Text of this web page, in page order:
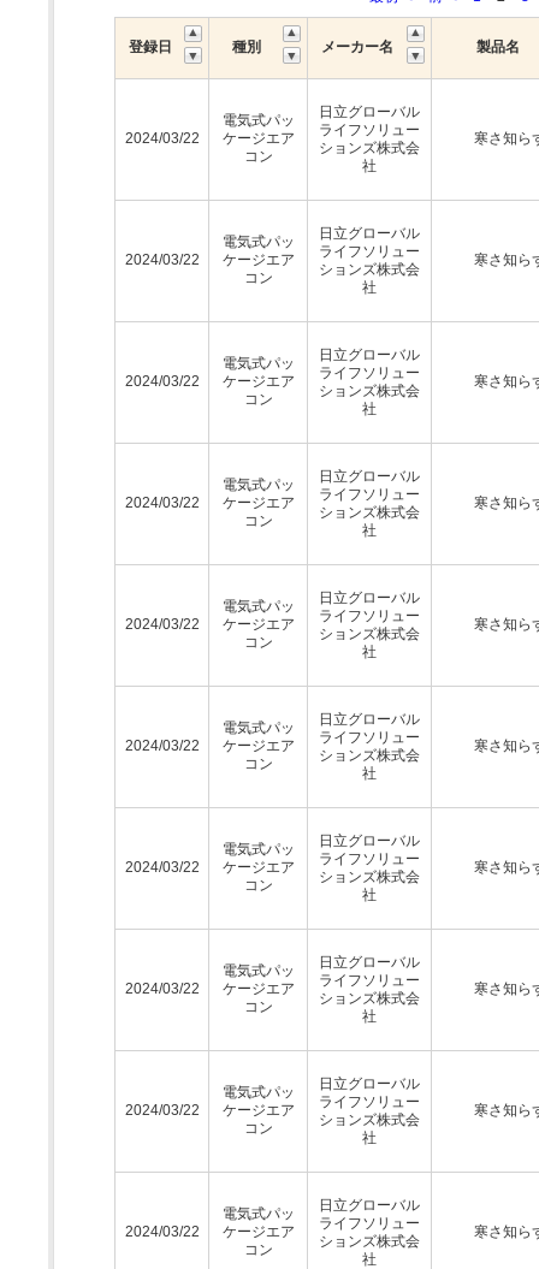
登録日 種別 メーカー名 製品名
2024/03/22
電気式パッ
ケージエア
コン
日立グローバル
ライフソリュー
ションズ株式会
社
寒さ知ら
2024/03/22
電気式パッ
ケージエア
コン
日立グローバル
ライフソリュー
ションズ株式会
社
寒さ知ら
2024/03/22
電気式パッ
ケージエア
コン
日立グローバル
ライフソリュー
ションズ株式会
社
寒さ知ら
2024/03/22
電気式パッ
ケージエア
コン
日立グローバル
ライフソリュー
ションズ株式会
社
寒さ知ら
2024/03/22
電気式パッ
ケージエア
コン
日立グローバル
ライフソリュー
ションズ株式会
社
寒さ知ら
2024/03/22
電気式パッ
ケージエア
コン
日立グローバル
ライフソリュー
ションズ株式会
社
寒さ知ら
2024/03/22
電気式パッ
ケージエア
コン
日立グローバル
ライフソリュー
ションズ株式会
社
寒さ知ら
2024/03/22
電気式パッ
ケージエア
コン
日立グローバル
ライフソリュー
ションズ株式会
社
寒さ知ら
2024/03/22
電気式パッ
ケージエア
コン
日立グローバル
ライフソリュー
ションズ株式会
社
寒さ知ら
2024/03/22
電気式パッ
ケージエア
コン
日立グローバル
ライフソリュー
ションズ株式会
社
寒さ知ら